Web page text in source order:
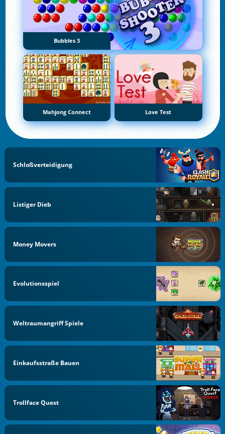
Bubbles 3
Mahjong Connect Love Test
Schloßverteidigung
Listiger Dieb
Money Movers
Evolutionsspiel
Weltraumangriff Spiele
Einkaufsstraße Bauen
Trollface Quest